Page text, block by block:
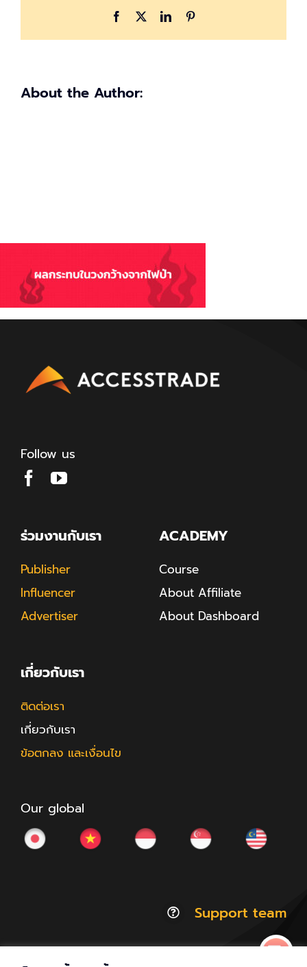
Facebook LinkedIn
About the Author:
Follow us
ร่วมงานกับเรา
Publisher
Influencer
Advertiser
ACADEMY
Course
About Affiliate
About Dashboard
เกี่ยวกับเรา
ติดต่อเรา
เกี่ยวกับเรา
ข้อตกลง และเงื่อนไข
Our global
Support team